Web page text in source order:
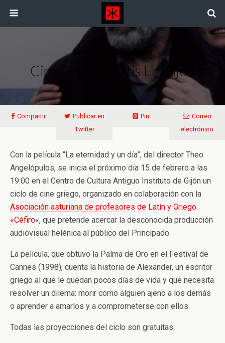
05/02/2013 • No Comments
Cine Griego Gratis En Gijón
Compartir
Publicar en
Twitter
Pin
Correo
electrónico
Con la película “La eternidad y un día”, del director Theo
Angelópulos, se inicia el próximo día 15 de febrero a las
19:00 en el Centro de Cultura Antiguo Instituto de Gijón un
ciclo de cine griego, organizado en colaboración con la
Asociación asturiana de profesores de Latín y Griego
«Céfiro«, que pretende acercar la desconocida producción
audiovisual helénica al público del Principado.
La película, que obtuvo la Palma de Oro en el Festival de
Cannes (1998), cuenta la historia de Alexander, un escritor
griego al que le quedan pocos días de vida y que necesita
resolver un dilema: morir como alguien ajeno a los demás
o aprender a amarlos y a comprometerse con ellos.
Todas las proyecciones del ciclo son gratuitas.